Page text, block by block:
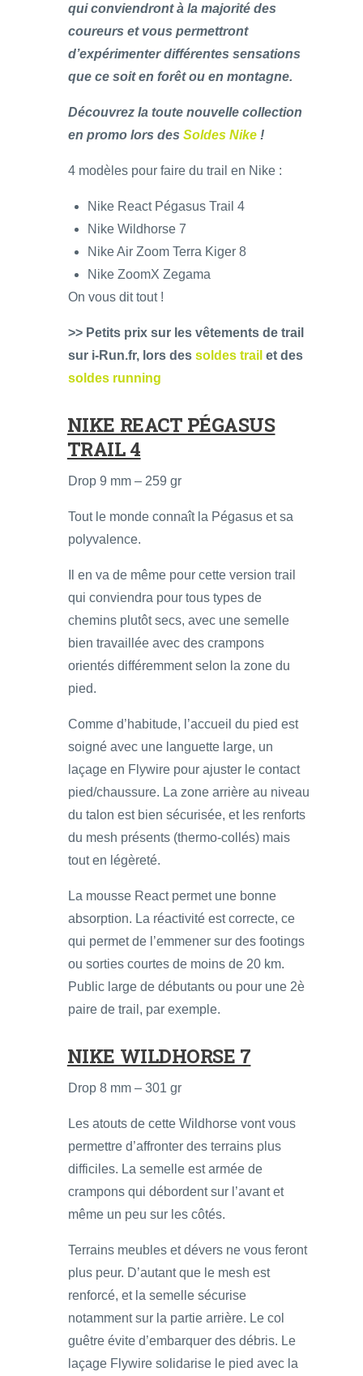
qui conviendront à la majorité des
coureurs et vous permettront
d’expérimenter différentes sensations
que ce soit en forêt ou en montagne.
Découvrez la toute nouvelle collection
en promo lors des Soldes Nike !
4 modèles pour faire du trail en Nike :
Nike React Pégasus Trail 4
Nike Wildhorse 7
Nike Air Zoom Terra Kiger 8
Nike ZoomX Zegama
On vous dit tout !
>> Petits prix sur les vêtements de trail
sur i-Run.fr, lors des soldes trail et des
soldes running
NIKE REACT PÉGASUS
TRAIL 4
Drop 9 mm – 259 gr
Tout le monde connaît la Pégasus et sa
polyvalence.
Il en va de même pour cette version trail
qui conviendra pour tous types de
chemins plutôt secs, avec une semelle
bien travaillée avec des crampons
orientés différemment selon la zone du
pied.
Comme d’habitude, l’accueil du pied est
soigné avec une languette large, un
laçage en Flywire pour ajuster le contact
pied/chaussure. La zone arrière au niveau
du talon est bien sécurisée, et les renforts
du mesh présents (thermo-collés) mais
tout en légèreté.
La mousse React permet une bonne
absorption. La réactivité est correcte, ce
qui permet de l’emmener sur des footings
ou sorties courtes de moins de 20 km.
Public large de débutants ou pour une 2è
paire de trail, par exemple.
NIKE WILDHORSE 7
Drop 8 mm – 301 gr
Les atouts de cette Wildhorse vont vous
permettre d’affronter des terrains plus
difficiles. La semelle est armée de
crampons qui débordent sur l’avant et
même un peu sur les côtés.
Terrains meubles et dévers ne vous feront
plus peur. D’autant que le mesh est
renforcé, et la semelle sécurise
notamment sur la partie arrière. Le col
guêtre évite d’embarquer des débris. Le
laçage Flywire solidarise le pied avec la